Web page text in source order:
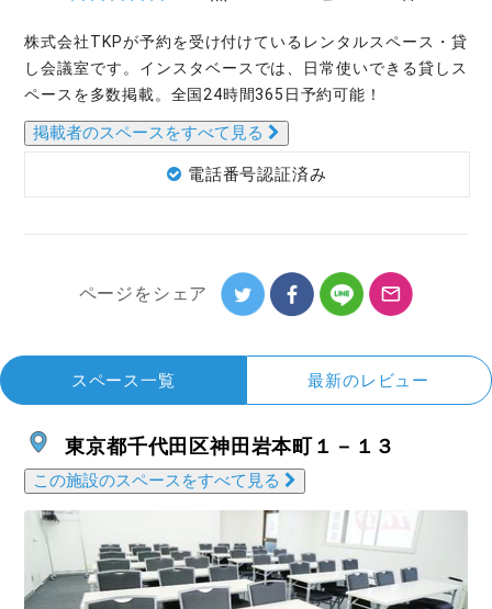
株式会社TKPが予約を受け付けているレンタルスペース・貸
し会議室です。インスタベースでは、日常使いできる貸しス
ペースを多数掲載。全国24時間365日予約可能！
掲載者のスペースをすべて見る
電話番号認証済み
ページを シェア
スペース一覧 最新のレビュー
東京都千代田区神田岩本町１－１３
この施設のスペースをすべて見る